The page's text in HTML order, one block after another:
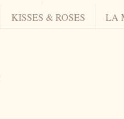
KISSES & ROSES LA